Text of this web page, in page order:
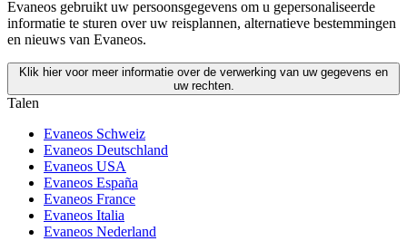
Evaneos gebruikt uw persoonsgegevens om u gepersonaliseerde
informatie te sturen over uw reisplannen, alternatieve bestemmingen
en nieuws van Evaneos.
Klik hier voor meer informatie over de verwerking van uw gegevens en
uw rechten.
Talen
Evaneos Schweiz
Evaneos Deutschland
Evaneos USA
Evaneos España
Evaneos France
Evaneos Italia
Evaneos Nederland